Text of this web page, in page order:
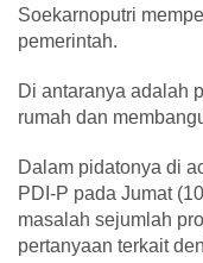
Soekarnoputri
pemerintah.
Di antaranya adalah
rumah dan
Dalam pidatonya di
PDI-P pada Jumat
masalah sejumlah
pertanyaan terkait